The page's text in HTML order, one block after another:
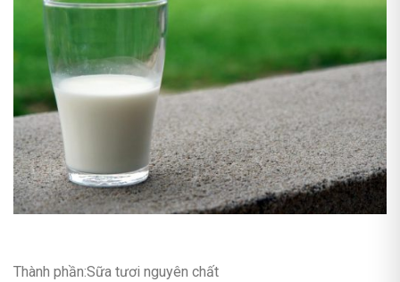
Thành phần:Sữa tươi nguyên chất